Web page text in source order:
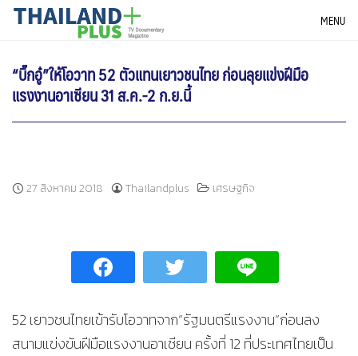
SkipTHAILANDPLUS NEWS MENU
“บิ๊กอู๋”ให้โอวาท 52 ตัวแทนเยาวชนไทย ก่อนลุยแข่งฝีมือ
แรงงานอาเซียน 31 ส.ค.-2 ก.ย.นี้
27 สิงหาคม 2018 Thailandplus เศรษฐกิจ
52 เยาวชนไทยเข้ารับโอวาทจาก“รัฐมนตรีแรงงาน”ก่อนลง
สนามแข่งขันฝีมือแรงงานอาเซียน ครั้งที่ 12 ที่ประเทศไทยเป็น